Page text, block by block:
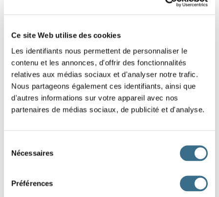
Ce site Web utilise des cookies
Les identifiants nous permettent de personnaliser le
contenu et les annonces, d'offrir des fonctionnalités
relatives aux médias sociaux et d'analyser notre trafic.
Nous partageons également ces identifiants, ainsi que
d'autres informations sur votre appareil avec nos
partenaires de médias sociaux, de publicité et d'analyse.
Nécessaires
Préférences